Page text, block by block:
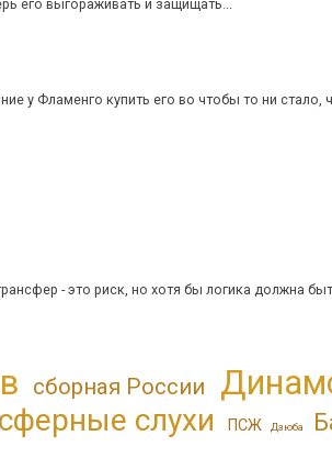
его выгораживать и защищать...
у Фламенго купить его во чтобы то ни стало,
- это риск, но хотя бы логика должна
сборная России
слухи ПСЖ Дзюба